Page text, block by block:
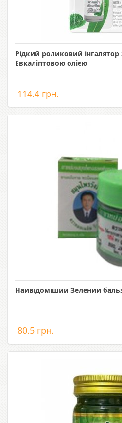
Рідкий роликовий інгалятор
Евкаліптовою олією
114.4 грн.
Найвідоміший Зелений
80.5 грн.